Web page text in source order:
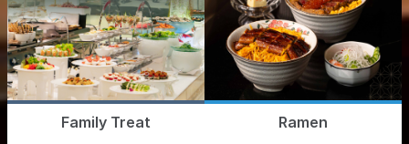
Family Treat Ramen